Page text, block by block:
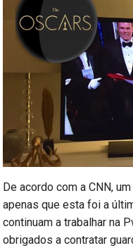
De acordo com a CNN,
apenas que esta foi a
continuam a trabalhar na
obrigados a contratar